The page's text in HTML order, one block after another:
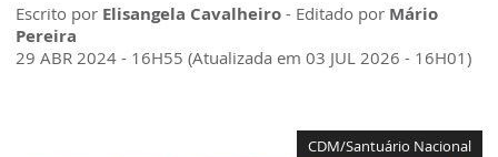
Escrito por Elisangela Cavalheiro - Editado por Mário
Pereira
29 ABR 2024 - 16H55 (Atualizada em 03 JUL 2026 - 16H01)
CDM/Santuário Nacional